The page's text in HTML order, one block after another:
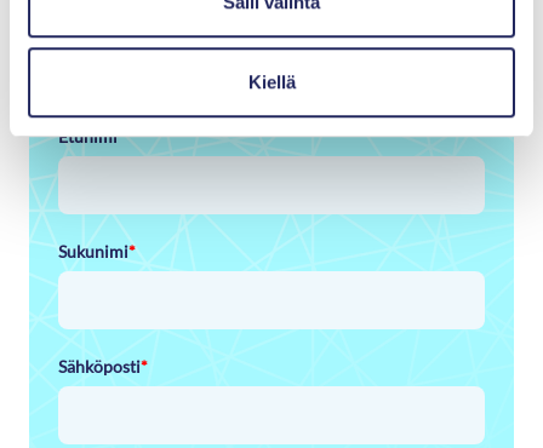
Kiellä
julkaisuista ja muista kiinnostavista sisällöistä.
Etunimi*
Sukunimi*
Sähköposti*